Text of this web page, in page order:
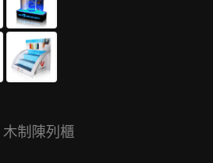
木制陳列櫃